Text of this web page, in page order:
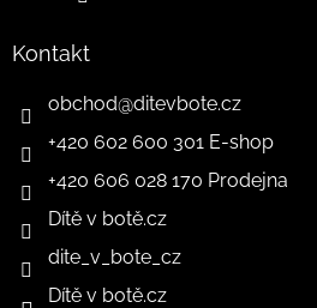
Kontakt
obchod@ditevbote.cz
+420 602 600 301 E-shop
+420 606 028 170 Prodejna
Dítě v botě.cz
dite_v_bote_cz
Dítě v botě.cz